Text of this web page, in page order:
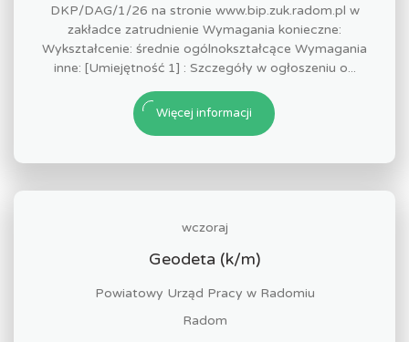
DKP/DAG/1/26 na stronie www.bip.zuk.radom.pl w
zakładce zatrudnienie Wymagania konieczne:
Wykształcenie: średnie ogólnokształcące Wymagania
inne: [Umiejętność 1] : Szczegóły w ogłoszeniu o...
Więcej informacji
wczoraj
Geodeta (k/m)
Powiatowy Urząd Pracy w Radomiu
Radom